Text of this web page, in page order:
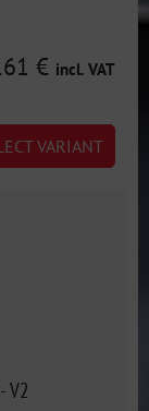
€ incl. VAT
VARIANT
V2